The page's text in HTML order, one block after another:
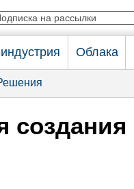
Облака
создания